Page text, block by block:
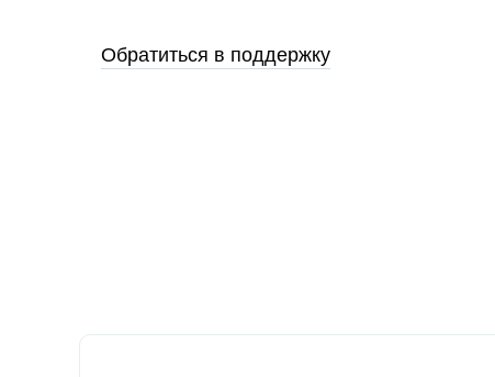
Обратиться в поддержку